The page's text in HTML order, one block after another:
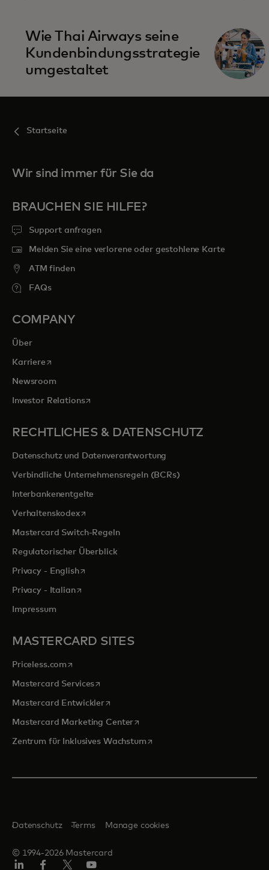
Wie Thai Airways seine
Kundenbindungsstrategie
umgestaltet
Startseite
Wir sind immer für Sie da
BRAUCHEN SIE HILFE?
Support anfragen
Melden Sie eine verlorene oder gestohlene Karte
ATM finden
FAQs
COMPANY
Über
Karrierewird in einer neuen Registerkarte geöffnet
Newsroom
Investor Relationswird in einer neuen Registerkarte geöffnet
RECHTLICHES & DATENSCHUTZ
Datenschutz und Datenverantwortung
Verbindliche Unternehmensregeln (BCRs)
Interbankenentgelte
Verhaltenskodexwird in einer neuen Registerkarte geöffnet
Mastercard Switch-Regeln
Regulatorischer Überblick
Privacy - Englishwird in einer neuen Registerkarte geöffnet
Privacy - Italianwird in einer neuen Registerkarte geöffnet
Impressum
MASTERCARD SITES
Priceless.com wird in einer neuen Registerkarte geöffnet
Mastercard Serviceswird in einer neuen Registerkarte geöffnet
Mastercard Entwicklerwird in einer neuen Registerkarte
Mastercard Marketing Centerwird in einer neuen
Zentrum für Inklusives Wachstumwird in einer neuen
© 1994-2026 Mastercard
Datenschutz Terms Manage cookies